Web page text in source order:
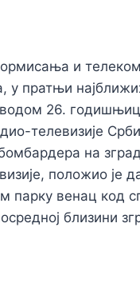
и
у пратњи
26.
телевизије
на
положио је
парку венац код
близини